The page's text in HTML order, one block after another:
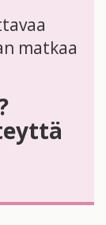
matkaa